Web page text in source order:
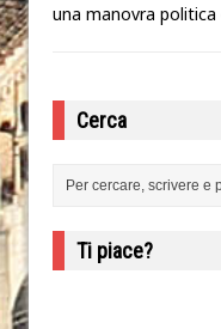
una manovra
Cerca
Ti piace?